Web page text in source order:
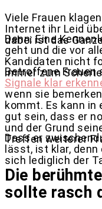
Viele Frauen
Internet ihr Leid
dabei ist das
Denn: Eine
geht und die vor
Kandidaten nicht
immer zum
Betroffene Frauen
Signale klar
wenn sie
kommt. Es kann
gut sein, dass er
und der Grund
Treffen weiterer
Dass er
lässt, ist klar,
sich lediglich der
Die
sollte rasch